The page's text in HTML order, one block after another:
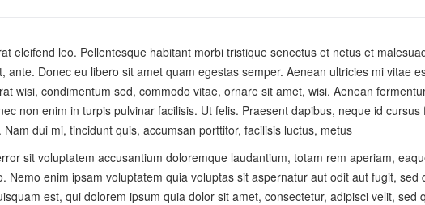
eleifend leo. Pellentesque habitant morbi tristique senectus et netus et
ante. Donec eu libero sit amet quam egestas semper. Aenean ultricies mi vitae
wisi, condimentum sed, commodo vitae, ornare sit amet, wisi. Aenean
non enim in turpis pulvinar facilisis. Ut felis. Praesent dapibus, neque id
dui mi, tincidunt quis, accumsan porttitor, facilisis luctus, metus
sit voluptatem accusantium doloremque laudantium, totam rem aperiam,
Nemo enim ipsam voluptatem quia voluptas sit aspernatur aut odit aut fugit,
est, qui dolorem ipsum quia dolor sit amet, consectetur, adipisci velit,